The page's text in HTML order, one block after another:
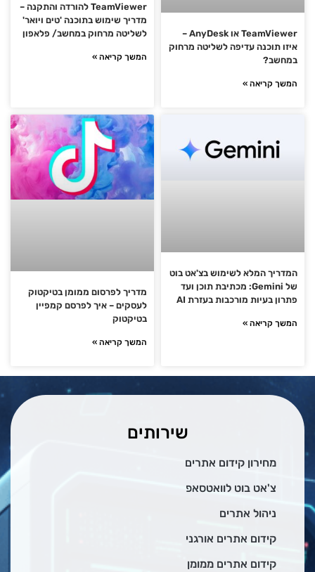
TeamViewer או AnyDesk –
איזו תוכנה עדיפה לשליטה מרחוק
במחשב?
המשך קריאה »
TeamViewer להורדה והתקנה –
מדריך שימוש בתוכנה 'טים ויואר'
לשליטה מרחוק במחשב/ פלאפון
המשך קריאה »
המדריך המלא לשימוש בצ'אט בוט
של Gemini: מכתיבת תוכן ועד
פתרון בעיות מורכבות בעזרת AI
המשך קריאה »
מדריך לפרסום ממומן בטיקטוק
לעסקים – איך לפרסם קמפיין
בטיקטוק
המשך קריאה »
שירותים
מחירון קידום אתרים
צ'אט בוט לוואטסאפ
ניהול אתרים
קידום אתרים אורגני
קידום אתרים ממומן